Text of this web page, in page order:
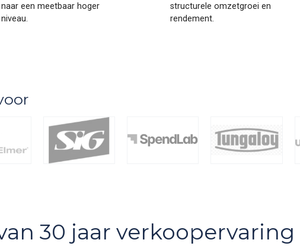
naar een meetbaar hoger
niveau.
structurele omzetgroei en
rendement.
30 jaar verkoopervaring